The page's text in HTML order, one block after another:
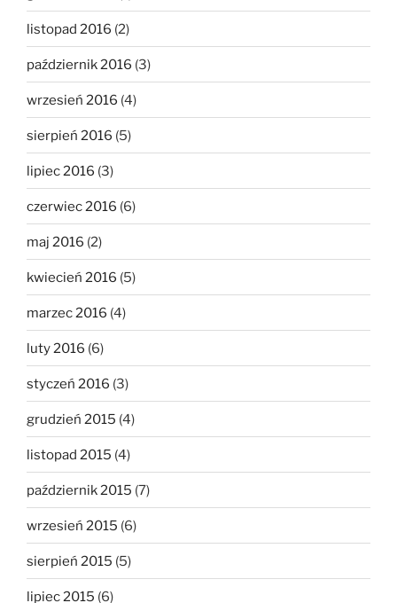
listopad 2016 (2)
październik 2016 (3)
wrzesień 2016 (4)
sierpień 2016 (5)
lipiec 2016 (3)
czerwiec 2016 (6)
maj 2016 (2)
kwiecień 2016 (5)
marzec 2016 (4)
luty 2016 (6)
styczeń 2016 (3)
grudzień 2015 (4)
listopad 2015 (4)
październik 2015 (7)
wrzesień 2015 (6)
sierpień 2015 (5)
lipiec 2015 (6)